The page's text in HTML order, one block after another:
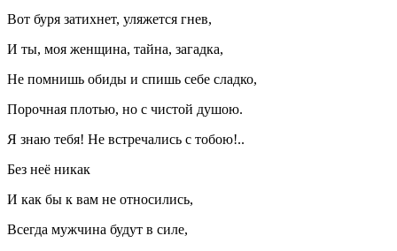
Вот буря затихнет, уляжется гнев,
И ты, моя женщина, тайна, загадка,
Не помнишь обиды и спишь себе сладко,
Порочная плотью, но с чистой душою.
Я знаю тебя! Не встречались с тобою!..
Без неё никак
И как бы к вам не относились,
Всегда мужчина будут в силе,